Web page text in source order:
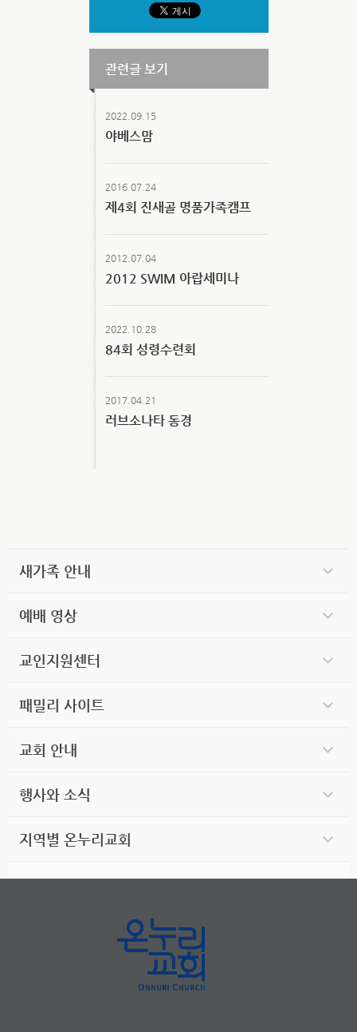
관련글 보기
2022.09.15
야베스맘
2016.07.24
제4회 진새골 명품가족캠프
2012.07.04
2012 SWIM 아랍세미나
2022.10.28
84회 성령수련회
2017.04.21
러브소나타 동경
새가족 안내
예배 영상
교인지원센터
패밀리 사이트
교회 안내
행사와 소식
지역별 온누리교회